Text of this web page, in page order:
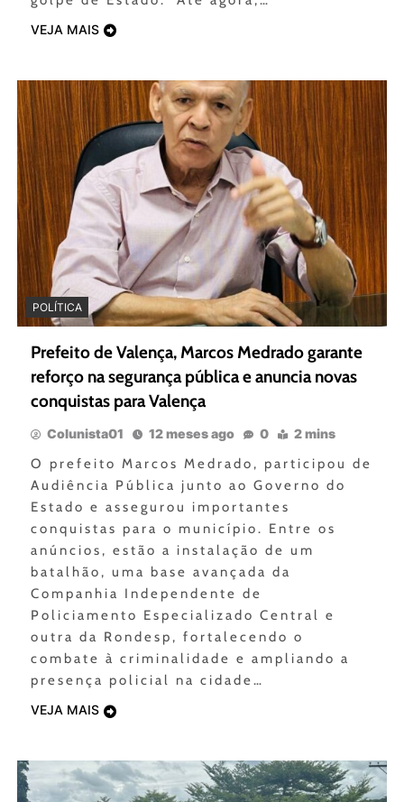
VEJA MAIS
POLÍTICA
Prefeito de Valença, Marcos Medrado garante
reforço na segurança pública e anuncia novas
conquistas para Valença
Colunista01 12 meses ago 0 2 mins
O prefeito Marcos Medrado, participou de
Audiência Pública junto ao Governo do
Estado e assegurou importantes
conquistas para o município. Entre os
anúncios, estão a instalação de um
batalhão, uma base avançada da
Companhia Independente de
Policiamento Especializado Central e
outra da Rondesp, fortalecendo o
combate à criminalidade e ampliando a
presença policial na cidade…
VEJA MAIS